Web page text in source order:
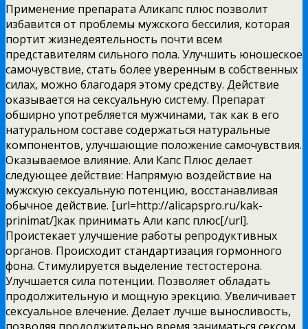
Применение препарата Аликапс плюс позволит
избавится от проблемы мужского бессилия, которая
портит жизнедеятельность почти всем
представителям сильного пола. Улучшить юношеское
самочувствие, стать более уверенным в собственных
силах, можно благодаря этомусредству. Действие
оказывается на сексуальную систему. Препарат
обширно употребляется мужчинами, так как в его
натуральном составе содержаться натуральные
компонентов, улучшающие положение самочувствия.
Оказываемое влияние. Али Капс Плюс делает
следующее действие: Напрямую воздействие на
мужскую сексуальную потенцию, восстанавливая
обычное действие. [url=http://alicapspro.ru/kak-
prinimat/]как принимать Али капс плюс[/url].
Проистекает улучшение работы репродуктивных
органов. Происходит стандартизация гормонного
фона. Стимулируется выделение тестостерона.
Улучшается сила потенции. Позволяет обладать
продолжительную и мощную эрекцию. Увеличивает
сексуальное влечение. Делает лучше выносливость,